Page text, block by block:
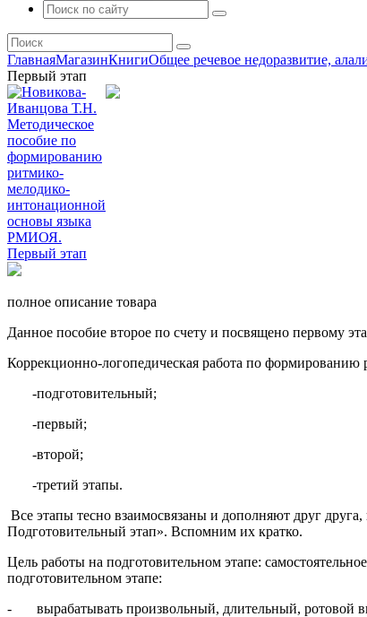
ГлавнаяМагазинКнигиОбщее речевое недоразвитие,
Первый этап
полное описание товара
Данное пособие второе по счету и посвящено первому
Коррекционно-логопедическая работа по
-подготовительный;
-первый;
-второй;
-третий этапы.
Все этапы тесно взаимосвязаны и дополняют друг
Подготовительный этап». Вспомним их кратко.
Цель работы на подготовительном этапе:
подготовительном этапе:
- вырабатывать произвольный, длительный, ротовой